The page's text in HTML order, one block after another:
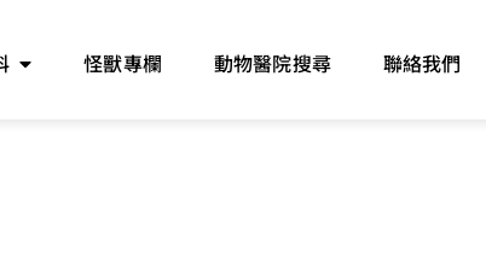
怪獸專欄 動物醫院搜尋 聯絡我們